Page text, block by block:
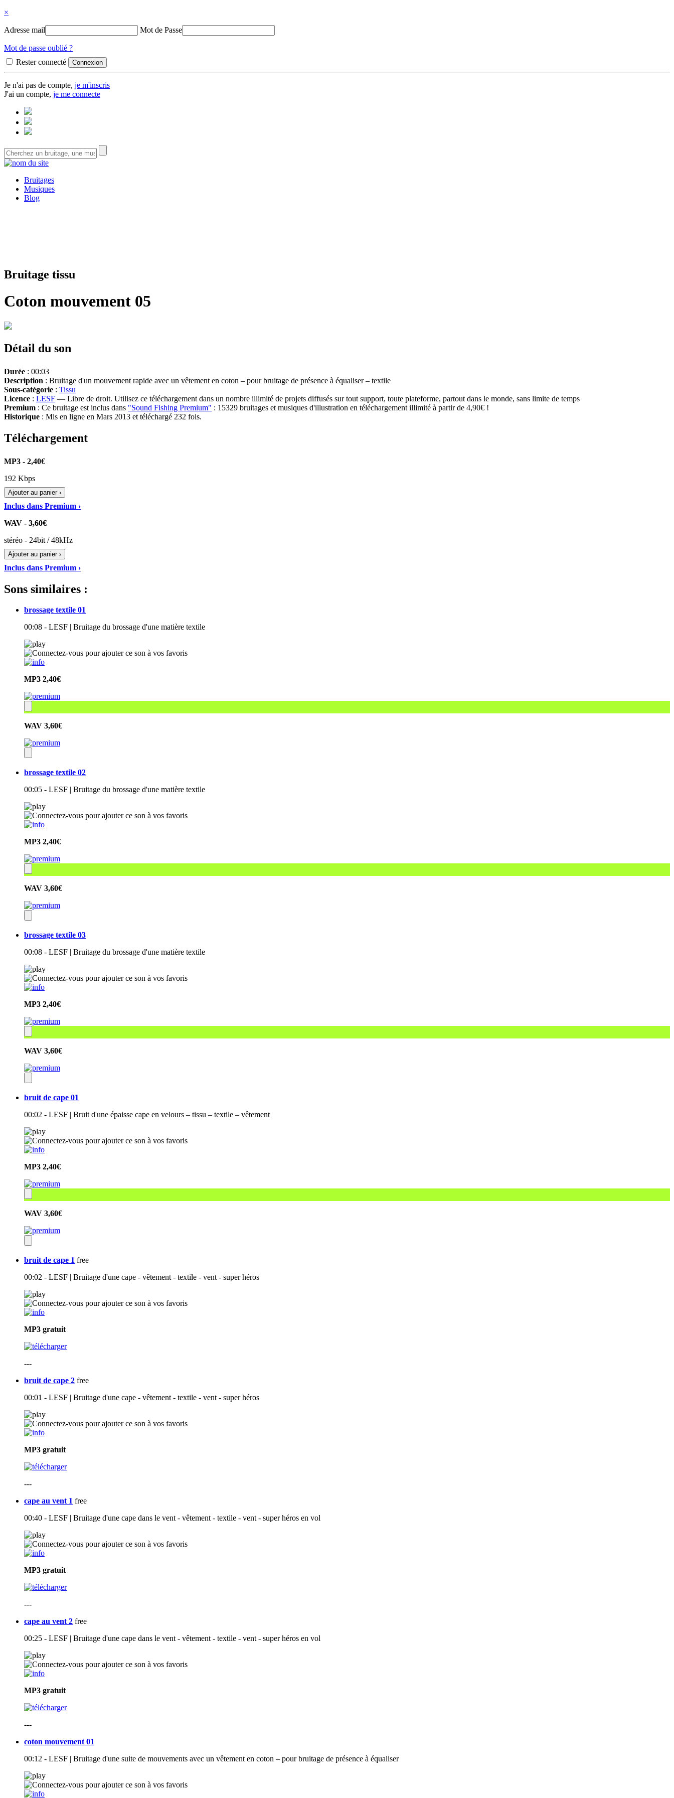
×
Adresse mail Mot de Passe
Mot de passe oublié ?
Rester connecté
Je n'ai pas de compte, je m'inscris
J'ai un compte, je me connecte
Bruitages
Musiques
Blog
Bruitage tissu
Coton mouvement 05
Détail du son
Durée : 00:03
Description : Bruitage d'un mouvement rapide avec un vêtement en coton – pour bruitage de présence à équaliser – textile
Sous-catégorie : Tissu
Licence : LESF — Libre de droit. Utilisez ce téléchargement dans un nombre illimité de projets diffusés sur tout support, toute plateforme, partout dans le monde, sans limite de temps
Premium : Ce bruitage est inclus dans "Sound Fishing Premium" : 15329 bruitages et musiques d'illustration en téléchargement illimité à partir de 4,90€ !
Historique : Mis en ligne en Mars 2013 et téléchargé 232 fois.
Téléchargement
MP3 - 2,40€
192 Kbps
Ajouter au panier ›
Inclus dans Premium ›
WAV - 3,60€
stéréo - 24bit / 48kHz
Ajouter au panier ›
Inclus dans Premium ›
Sons similaires :
brossage textile 01
00:08 - LESF | Bruitage du brossage d'une matière textile
MP3 2,40€
WAV 3,60€
brossage textile 02
00:05 - LESF | Bruitage du brossage d'une matière textile
MP3 2,40€
WAV 3,60€
brossage textile 03
00:08 - LESF | Bruitage du brossage d'une matière textile
MP3 2,40€
WAV 3,60€
bruit de cape 01
00:02 - LESF | Bruit d'une épaisse cape en velours – tissu – textile – vêtement
MP3 2,40€
WAV 3,60€
bruit de cape 1 free
00:02 - LESF | Bruitage d'une cape - vêtement - textile - vent - super héros
MP3 gratuit
---
bruit de cape 2 free
00:01 - LESF | Bruitage d'une cape - vêtement - textile - vent - super héros
MP3 gratuit
---
cape au vent 1 free
00:40 - LESF | Bruitage d'une cape dans le vent - vêtement - textile - vent - super héros en vol
MP3 gratuit
---
cape au vent 2 free
00:25 - LESF | Bruitage d'une cape dans le vent - vêtement - textile - vent - super héros en vol
MP3 gratuit
---
coton mouvement 01
00:12 - LESF | Bruitage d'une suite de mouvements avec un vêtement en coton – pour bruitage de présence à équaliser